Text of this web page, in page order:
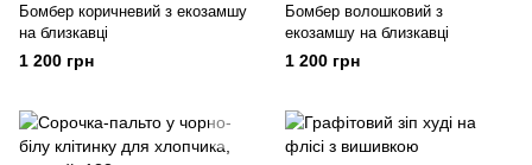
Бомбер коричневий з екозамшу
на близкавці
1 200 грн
Бомбер волошковий з
екозамшу на близкавці
1 200 грн